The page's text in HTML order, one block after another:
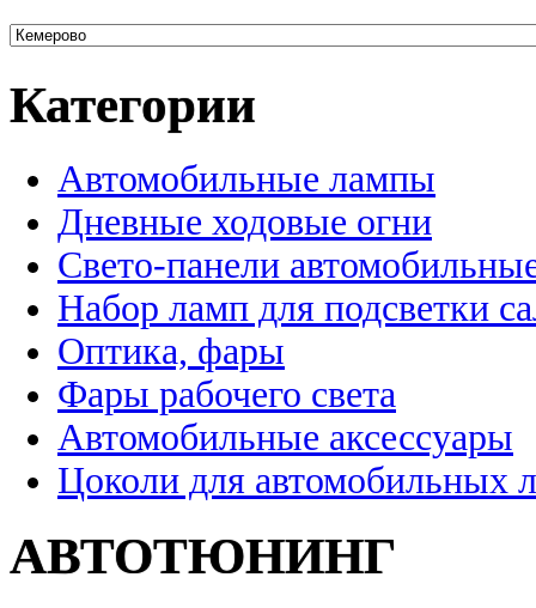
Категории
Автомобильные лампы
Дневные ходовые огни
Свето-панели
Набор ламп для подсветки
Оптика, фары
Фары рабочего света
Автомобильные аксессуары
Цоколи для автомобильных
АВТОТЮНИНГ